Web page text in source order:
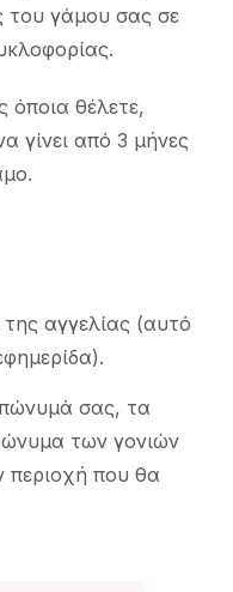
του γάμου σας σε
όποια θέλετε,
γίνει από 3 μήνες
αγγελίας (αυτό
σας, τα
των γονιών
περιοχή που θα